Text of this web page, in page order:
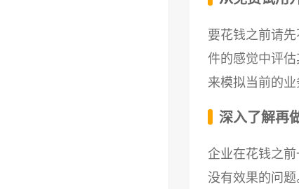
要花钱之前请
件的感觉中评
来模拟当前的
深入了解再
企业在花钱之
没有效果的问